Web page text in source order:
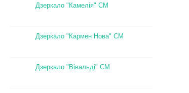
Дзеркало "Камелія" СМ
Дзеркало "Кармен Нова" СМ
Дзеркало "Вівальді" СМ